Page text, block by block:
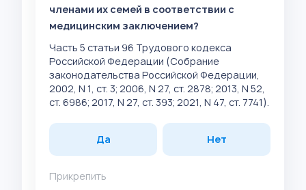
членами их семей в соответствии с
медицинским заключением?
Часть 5 статьи 96 Трудового кодекса
Российской Федерации (Собрание
законодательства Российской Федерации,
2002, N 1, ст. 3; 2006, N 27, ст. 2878; 2013, N 52,
ст. 6986; 2017, N 27, ст. 393; 2021, N 47, ст. 7741).
Да Нет
Прикрепить